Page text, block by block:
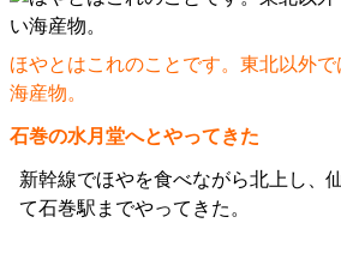
ほやとはこれのことです。東北以外
海産物。
石巻の水月堂へとやってきた
新幹線でほやを食べながら北上し、
て石巻駅までやってきた。